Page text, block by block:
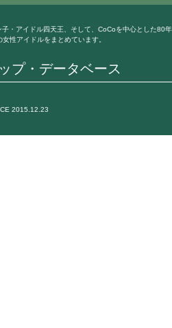
プ・データベース
・アイドル四天王、そして、CoCoを中心とした80年
性アイドルをまとめています。
2015.12.23